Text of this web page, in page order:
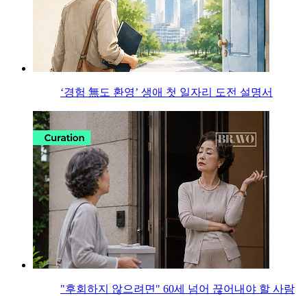
‘경험 無도 환영’ 생애 첫 일자리 도전 설명서
"후회하지 않으려면" 60세 넘어 끊어내야 할 사람